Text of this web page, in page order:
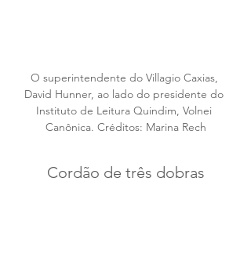
O superintendente do Villagio Caxias,
David Hunner, ao lado do presidente do
Instituto de Leitura Quindim, Volnei
Canônica. Créditos: Marina Rech
Cordão de três dobras